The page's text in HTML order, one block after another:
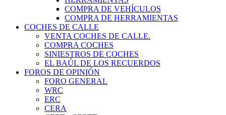
COMPRA DE VEHÍCULOS
COMPRA DE HERRAMIENTAS
COCHES DE CALLE
VENTA COCHES DE CALLE.
COMPRA COCHES
SINIESTROS DE COCHES
EL BAÚL DE LOS RECUERDOS
FOROS DE OPINIÓN
FORO GENERAL
WRC
ERC
CERA